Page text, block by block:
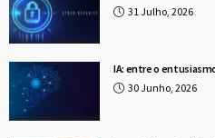
31 Julho, 2026
IA: entre o
30 Junho, 2026